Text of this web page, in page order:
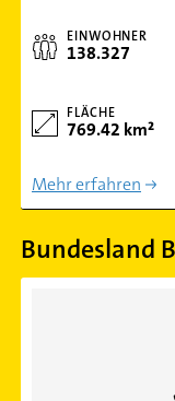
EINWOHNER
138.327
FLÄCHE
769.42 km²
Mehr erfahren
Bundesland